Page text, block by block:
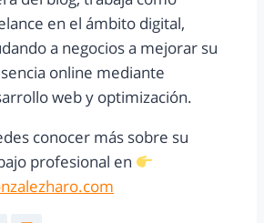
en el ámbito digital,
a negocios a mejorar su
online mediante
web y optimización.
conocer más sobre su
profesional en